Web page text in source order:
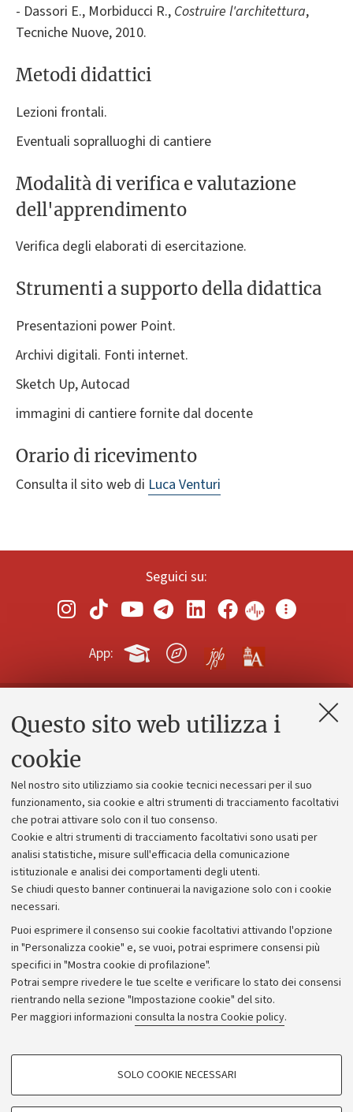
Questo sito web utilizza i
cookie
Nel nostro sito utilizziamo sia cookie tecnici necessari per il suo
funzionamento, sia cookie e altri strumenti di tracciamento facoltativi
che potrai attivare solo con il tuo consenso.
Cookie e altri strumenti di tracciamento facoltativi sono usati per
analisi statistiche, misure sull'efficacia della comunicazione
istituzionale e analisi dei comportamenti degli utenti.
Se chiudi questo banner continuerai la navigazione solo con i cookie
necessari.
Puoi esprimere il consenso sui cookie facoltativi attivando l'opzione
in "Personalizza cookie" e, se vuoi, potrai esprimere consensi più
specifici in "Mostra cookie di profilazione".
Potrai sempre rivedere le tue scelte e verificare lo stato dei consensi
rientrando nella sezione "Impostazione cookie" del sito.
Per maggiori informazioni consulta la nostra Cookie policy.
COOKIE DI PROFILAZIONE - FACOLTATIVI
SOLO COOKIE NECESSARI
- Dassori E., Morbiducci R., Costruire l'architettura,
Tecniche Nuove, 2010.
Metodi didattici
Lezioni frontali.
Eventuali sopralluoghi di cantiere
Modalità di verifica e valutazione
dell'apprendimento
Verifica degli elaborati di esercitazione.
Strumenti a supporto della didattica
Presentazioni power Point.
Archivi digitali. Fonti internet.
Sketch Up, Autocad
immagini di cantiere fornite dal docente
Orario di ricevimento
Consulta il sito web di Luca Venturi
Seguici su:
App:
Contatti e PEC
Alumni community
Piano strategico
Bilanci
Donazioni e 5x1000
Bandi, gare e concorsi
Albo online
Amministrazione trasparente
Atti di notifica
Informazioni sul sito e accessibilità
Dichiarazione di accessibilità
Privacy e note legali